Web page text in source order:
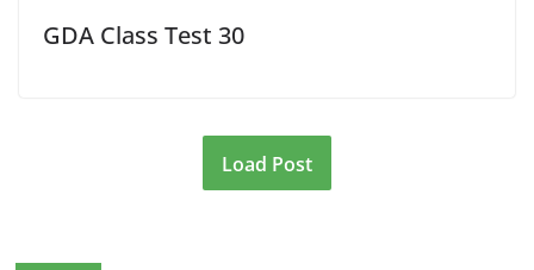
GDA Class Test 30
Load Post